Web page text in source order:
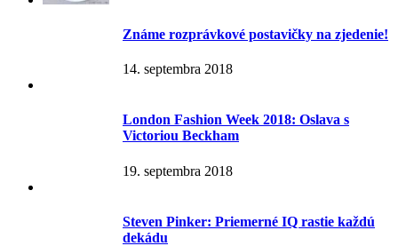
Známe rozprávkové postavičky na zjedenie!
14. septembra 2018
London Fashion Week 2018: Oslava s
Victoriou Beckham
19. septembra 2018
Steven Pinker: Priemerné IQ rastie každú
dekádu